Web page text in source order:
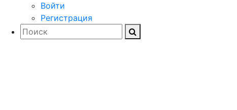
Войти
Регистрация